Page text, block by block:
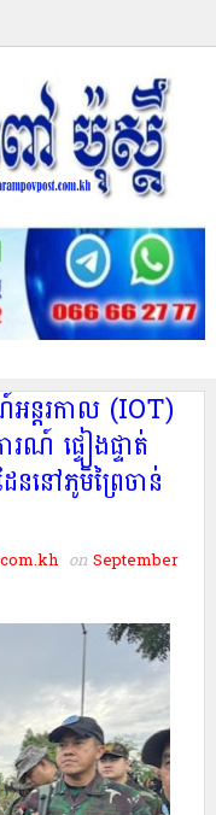
អន្តរកាល (IOT)
ណ៍ ផ្ទៀងផ្ទាត់
ននៅភូមិព្រៃចាន់
on September